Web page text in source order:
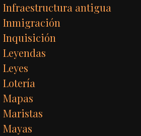
Infraestructura antigua
Inmigración
Inquisición
Leyendas
Leyes
Lotería
Mapas
Maristas
Mayas